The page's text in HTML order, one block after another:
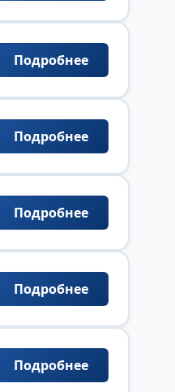
Подробнее
Подробнее
Подробнее
Подробнее
Подробнее